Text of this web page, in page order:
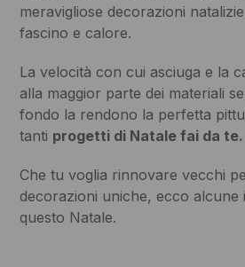
meravigliose decorazioni
fascino e calore.
La velocità con cui asciuga e la
alla maggior parte dei materiali
fondo la rendono la perfetta
tanti progetti di Natale fai da te.
Che tu voglia rinnovare vecchi
decorazioni uniche, ecco alcune
questo Natale.